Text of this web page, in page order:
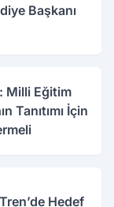
Başkanı
Milli Eğitim
Tanıtımı İçin
Hedef